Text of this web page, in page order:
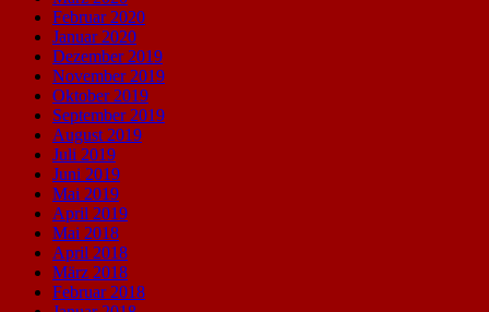
Februar 2020
Januar 2020
Dezember 2019
November 2019
Oktober 2019
September 2019
August 2019
Juli 2019
Juni 2019
Mai 2019
April 2019
Mai 2018
April 2018
März 2018
Februar 2018